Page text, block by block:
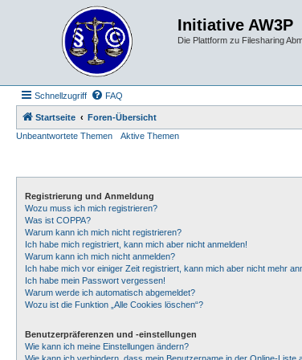
Initiative AW3P
Die Plattform zu Filesharing
Schnellzugriff FAQ
Startseite
Foren-Übersicht
Unbeantwortete Themen
Aktive Themen
Registrierung und Anmeldung
Wozu muss ich mich registrieren?
Was ist COPPA?
Warum kann ich mich nicht registrieren?
Ich habe mich registriert, kann mich aber nicht anmelden!
Warum kann ich mich nicht anmelden?
Ich habe mich vor einiger Zeit registriert, kann mich aber nicht mehr
Ich habe mein Passwort vergessen!
Warum werde ich automatisch abgemeldet?
Wozu ist die Funktion „Alle Cookies löschen“?
Benutzerpräferenzen und -einstellungen
Wie kann ich meine Einstellungen ändern?